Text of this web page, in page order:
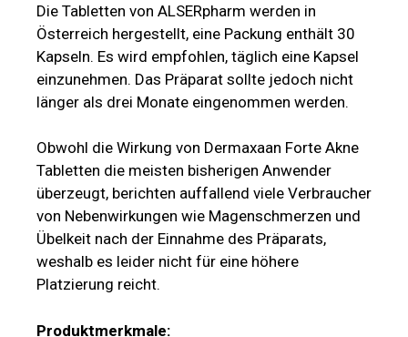
Die Tabletten von ALSERpharm werden in
Österreich hergestellt, eine Packung enthält 30
Kapseln. Es wird empfohlen, täglich eine Kapsel
einzunehmen. Das Präparat sollte jedoch nicht
länger als drei Monate eingenommen werden.
Obwohl die Wirkung von Dermaxaan Forte Akne
Tabletten die meisten bisherigen Anwender
überzeugt, berichten auffallend viele Verbraucher
von Nebenwirkungen wie Magenschmerzen und
Übelkeit nach der Einnahme des Präparats,
weshalb es leider nicht für eine höhere
Platzierung reicht.
Produktmerkmale: